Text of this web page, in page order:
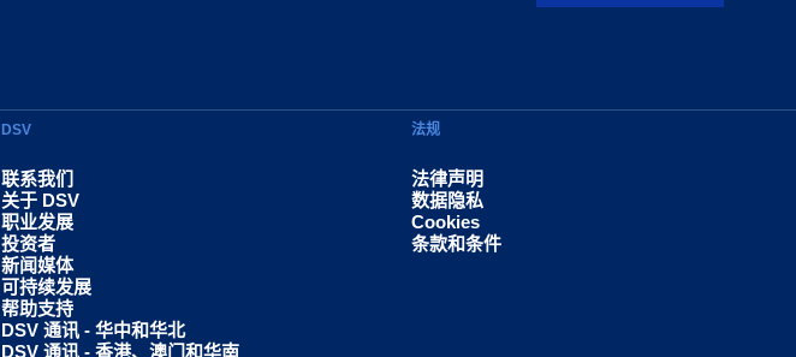
DSV
联系我们
关于 DSV
职业发展
投资者
新闻媒体
可持续发展
帮助支持
DSV 通讯 - 华中和华北
DSV 通讯 - 香港、澳门和华南
法规
法律声明
数据隐私
Cookies
条款和条件